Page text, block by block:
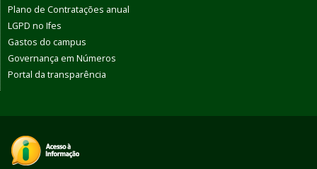
Plano de Contratações anual
LGPD no Ifes
Gastos do campus
Governança em Números
Portal da transparência